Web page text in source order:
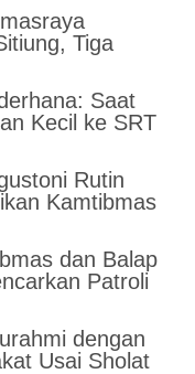
Tiga
Saat
Kecil ke SRT
Rutin
Kamtibmas
dan Balap
Patroli
dengan
Usai Sholat